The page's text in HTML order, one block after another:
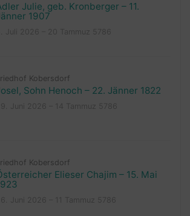
Julie, geb. Kronberger – 11.
1907
Kobersdorf
Sohn Henoch – 22. Jänner 1822
Kobersdorf
Elieser Chajim – 15. Mai